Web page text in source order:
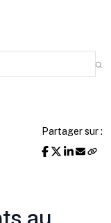
Partager sur :